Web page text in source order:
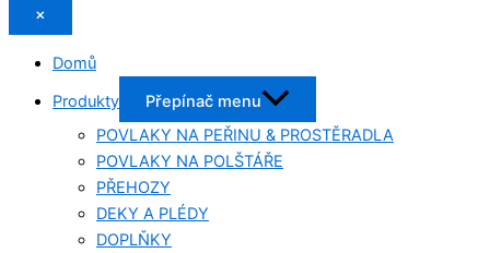
×
Domů
Produkty
Přepínač menu
POVLAKY NA PEŘINU & PROSTĚRADLA
POVLAKY NA POLŠTÁŘE
PŘEHOZY
DEKY A PLÉDY
DOPLŇKY